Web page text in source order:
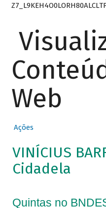
Web
Ações
VINÍCIUS
Cidadela
Quintas no